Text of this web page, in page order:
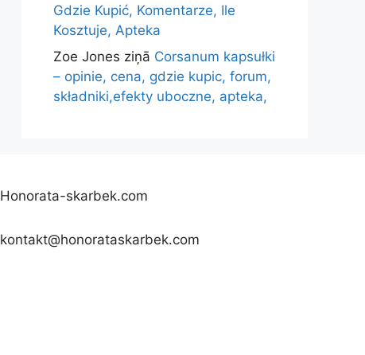
Gdzie Kupić, Komentarze, Ile
Kosztuje, Apteka
Zoe Jones ziņā Corsanum kapsułki
– opinie, cena, gdzie kupic, forum,
składniki,efekty uboczne, apteka,
Honorata-skarbek.com
kontakt@honorataskarbek.com